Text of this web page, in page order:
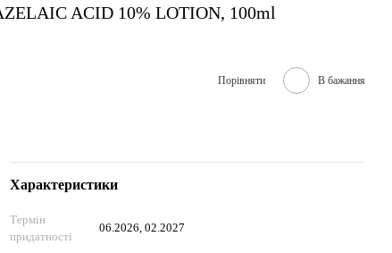
ACID 10% LOTION, 100ml
Порівняти В бажання
Характеристики
Термін
придатності
06.2026, 02.2027